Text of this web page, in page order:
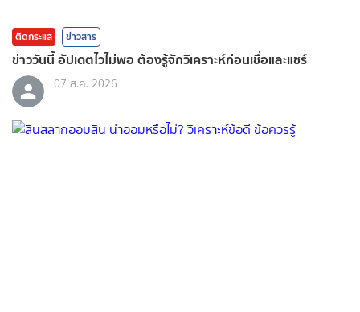
ติดกระแส ข่าวสาร
ข่าววันนี้ อัปเดตไวไม่พอ ต้องรู้จักวิเคราะห์ก่อนเชื่อและแชร์
07 ส.ค. 2026